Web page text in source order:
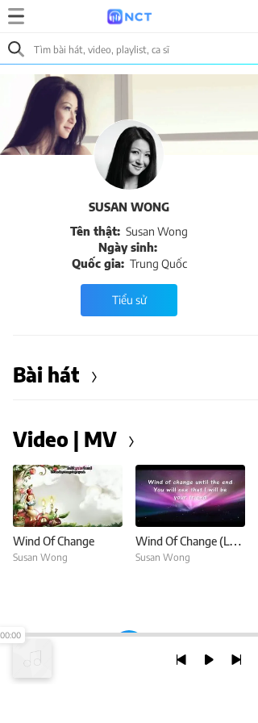
SUSAN WONG
Tên thật: Susan Wong
Ngày sinh:
Quốc gia: Trung Quốc
Tiểu sử
Bài hát
Video | MV
Wind Of Change
Susan Wong
Wind Of Change (Lyrics)
Susan Wong
00:00